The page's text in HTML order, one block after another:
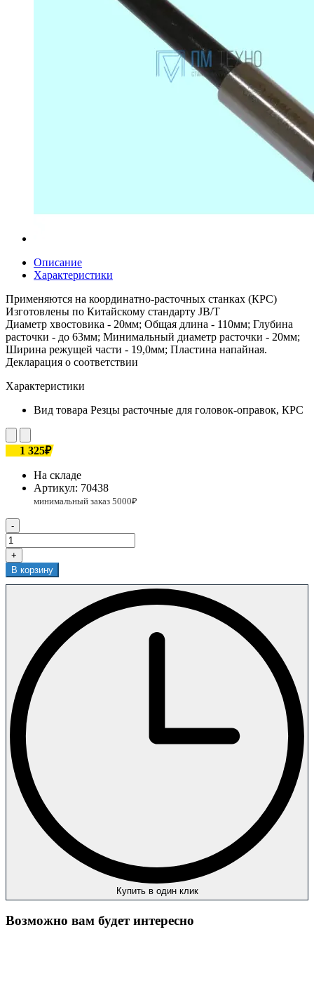
Описание
Характеристики
Применяются на координатно-расточных станках (КРС)
Изготовлены по Китайскому стандарту JB/T
Диаметр хвостовика - 20мм; Общая длина - 110мм; Глубина
расточки - до 63мм; Минимальный диаметр расточки - 20мм;
Ширина режущей части - 19,0мм; Пластина напайная.
Декларация о соответствии
Характеристики
Вид товара Резцы расточные для головок-оправок, КРС
1 325₽
На складе
Артикул: 70438
-
+
В корзину
Купить в один клик
Возможно вам будет интересно